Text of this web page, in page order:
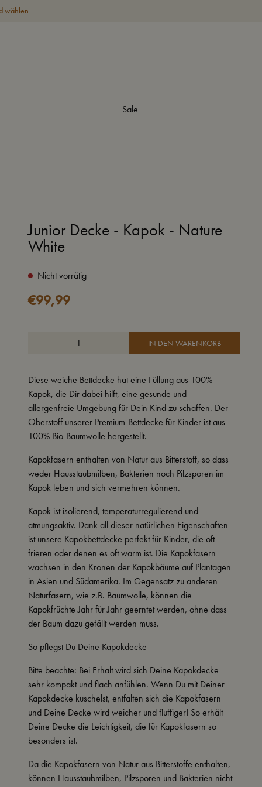
wählen
Sale
Junior Decke - Kapok - Nature
White
Nicht vorrätig
€99,99
IN DEN WARENKORB
Diese weiche Bettdecke hat eine Füllung aus 100%
Kapok, die Dir dabei hilft, eine gesunde und
allergenfreie Umgebung für Dein Kind zu schaffen. Der
Oberstoff unserer Premium-Bettdecke für Kinder ist aus
100% Bio-Baumwolle hergestellt.
Kapokfasern enthalten von Natur aus Bitterstoff, so dass
weder Hausstaubmilben, Bakterien noch Pilzsporen im
Kapok leben und sich vermehren können.
Kapok ist isolierend, temperaturregulierend und
atmungsaktiv. Dank all dieser natürlichen Eigenschaften
ist unsere Kapokbettdecke perfekt für Kinder, die oft
frieren oder denen es oft warm ist. Die Kapokfasern
wachsen in den Kronen der Kapokbäume auf Plantagen
in Asien und Südamerika. Im Gegensatz zu anderen
Naturfasern, wie z.B. Baumwolle, können die
Kapokfrüchte Jahr für Jahr geerntet werden, ohne dass
der Baum dazu gefällt werden muss.
So pflegst Du Deine Kapokdecke
Bitte beachte: Bei Erhalt wird sich Deine Kapokdecke
sehr kompakt und flach anfühlen. Wenn Du mit Deiner
Kapokdecke kuschelst, entfalten sich die Kapokfasern
und Deine Decke wird weicher und fluffiger! So erhält
Deine Decke die Leichtigkeit, die für Kapokfasern so
besonders ist.
Da die Kapokfasern von Natur aus Bitterstoffe enthalten,
können Hausstaubmilben, Pilzsporen und Bakterien nicht